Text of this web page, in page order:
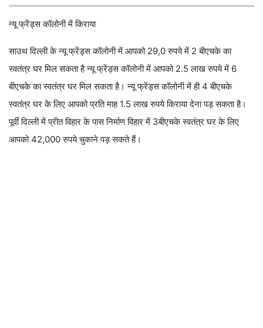
न्यू फ्रेंड्स कॉलोनी में किराया
साउथ दिल्ली के न्यू फ्रेंड्स कॉलोनी में आपको 29,0 रुपये में 2 बीएचके का
स्वतंत्र घर मिल सकता है न्यू फ्रेंड्स कॉलोनी में आपको 2.5 लाख रुपये में 6
बीएचके का स्वतंत्र घर मिल सकता है। न्यू फ्रेंड्स कॉलोनी में ही 4 बीएचके
स्वतंत्र घर के लिए आपको प्रति माह 1.5 लाख रुपये किराया देना पड़ सकता है।
पूर्वी दिल्ली में प्रीत विहार के पास निर्माण विहार में 3बीएचके स्वतंत्र घर के लिए
आपको 42,000 रुपये चुकाने पड़ सकते हैं।